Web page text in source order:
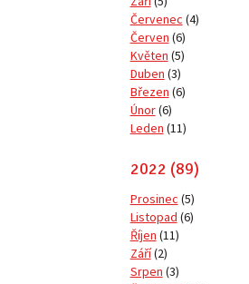
Červenec (4)
Červen (6)
Květen (5)
Duben (3)
Březen (6)
Únor(6)
Leden (11)
2022 (89)
Prosinec (5)
Listopad (6)
Říjen (11)
Září(2)
Srpen (3)